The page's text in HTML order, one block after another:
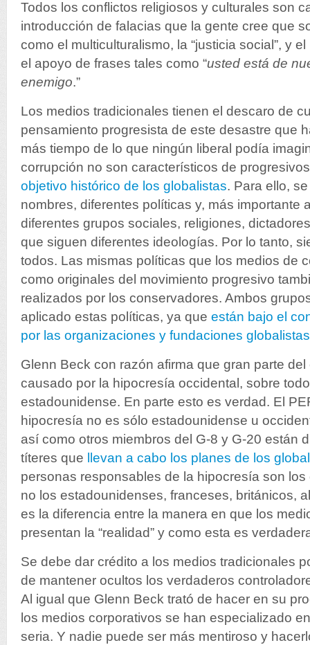
Todos los conflictos religiosos y culturales son
introducción de falacias que la gente cree que
como el multiculturalismo, la “justicia social”, y
el apoyo de frases tales como “usted está de
enemigo.”
Los medios tradicionales tienen el descaro de
pensamiento progresista de este desastre que
más tiempo de lo que ningún liberal podía
corrupción no son característicos de
objetivo histórico de los globalistas. Para ello,
nombres, diferentes políticas y, más importante
diferentes grupos sociales, religiones,
que siguen diferentes ideologías. Por lo tanto,
todos. Las mismas políticas que los medios de
como originales del movimiento progresivo
realizados por los conservadores. Ambos
aplicado estas políticas, ya que están bajo el
por las organizaciones y fundaciones globalistas
Glenn Beck con razón afirma que gran parte
causado por la hipocresía occidental, sobre
estadounidense. En parte esto es verdad. El
hipocresía no es sólo estadounidense u
así como otros miembros del G-8 y G-20 están
títeres que
llevan a cabo los planes de los
personas responsables de la hipocresía son
no los estadounidenses, franceses, británicos,
es la diferencia entre la manera en que los
presentan la “realidad” y como esta es
Se debe dar crédito a los medios tradicionales
de mantener ocultos los verdaderos
Al igual que Glenn Beck trató de hacer en su
los medios corporativos se han especializado
seria. Y nadie puede ser más mentiroso y